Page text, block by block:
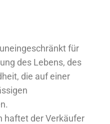
für
des Lebens, des
die auf einer
haftet der Verkäufer